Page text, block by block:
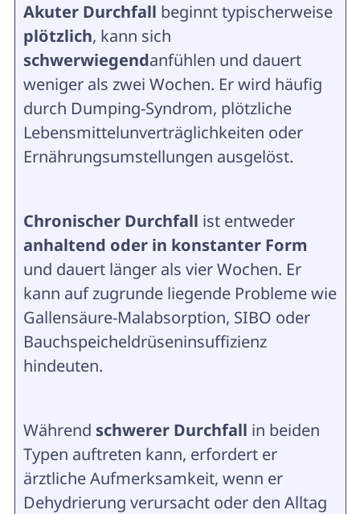
Akuter Durchfall beginnt typischerweise
plötzlich, kann sich
schwerwiegendanfühlen und dauert
weniger als zwei Wochen. Er wird häufig
durch Dumping-Syndrom, plötzliche
Lebensmittelunverträglichkeiten oder
Ernährungsumstellungen ausgelöst.
Chronischer Durchfall ist entweder
anhaltend oder in konstanter Form
und dauert länger als vier Wochen. Er
kann auf zugrunde liegende Probleme wie
Gallensäure-Malabsorption, SIBO oder
Bauchspeicheldrüseninsuffizienz
hindeuten.
Während schwerer Durchfall in beiden
Typen auftreten kann, erfordert er
ärztliche Aufmerksamkeit, wenn er
Dehydrierung verursacht oder den Alltag